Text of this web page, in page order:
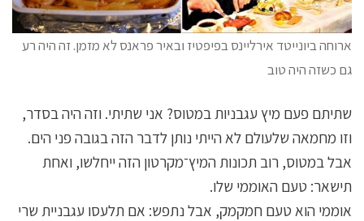
ארוחה ביונייטד אירליינס בפיפטיז ובאיר פראנס לא מזמן. זה היה רע
גם כשזה היה טוב
שתיתם פעם מיץ עגבניות במטוס? אני שתיתי. וזה היה בסדר,
וזו מחמאה שלעולם לא הייתי נותן לדבר הזה בגובה פני הים.
אבל במטוס, רוב תכונות המיץ־מקרטון הזה ייחלשו, ואחת
תישאר: טעם האוממי שלו.
אוממי הוא טעם חמקמק, אבל נתפש: אם תלעסו עגבניית שרי